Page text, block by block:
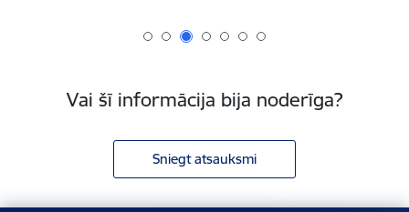
Vai šī informācija bija noderīga?
Sniegt atsauksmi